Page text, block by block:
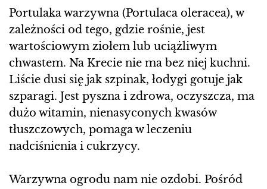
Portulaka warzywna (Portulaca oleracea), w
zależności od tego, gdzie rośnie, jest
wartościowym ziołem lub uciążliwym
chwastem. Na Krecie nie ma bez niej kuchni.
Liście dusi się jak szpinak, łodygi gotuje jak
szparagi. Jest pyszna i zdrowa, oczyszcza, ma
dużo witamin, nienasyconych kwasów
tłuszczowych, pomaga w leczeniu
nadciśnienia i cukrzycy.
Warzywna ogrodu nam nie ozdobi. Pośród